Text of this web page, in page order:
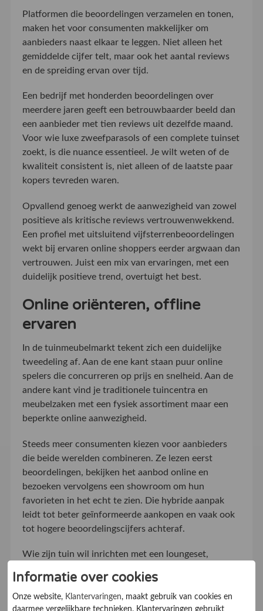
Platformen die beoordelingen verzamelen en tonen,
maken het voor consumenten makkelijker om
aanbieders naast elkaar te leggen. Niet alleen het
gemiddelde cijfer telt, maar ook het aantal reviews
en de spreiding ervan over tijd.
Een bedrijf met honderden beoordelingen over
meerdere jaren geeft een betrouwbaarder beeld dan
een aanbieder met tien reviews uit dezelfde maand.
Voor wie luxe zweefparasols of een complete tuinset
zoekt, is die nuance essentieel. Je wilt weten of de
kwaliteit consistent is, niet alleen of de laatste paar
kopers tevreden waren.
Opvallend genoeg werkt de aanwezigheid van zowel
positieve als kritische reviews vertrouwenwekkend.
Een profiel met uitsluitend vijfsterrenbeoordelingen
wekt bij ervaren online shoppers eerder argwaan dan
vertrouwen. Juist een mix van ervaringen, met een
duidelijk positieve trend, overtuigt het best.
Online oriënteren, offline
ervaren
In de tuinmeubelmarkt tekent zich een duidelijke
tweedeling af. Aan de ene kant staan puur online
spelers die concurreren op prijs en snelheid. Aan de
andere kant vind je traditionele tuincentra en
meubelzaken met een fysiek assortiment maar een
beperkte online aanwezigheid.
Steeds meer consumenten kiezen voor aanbieders
die beide werelden combineren. Ze lezen eerst
beoordelingen, bekijken het aanbod online en
bezoeken vervolgens een showroom om hun
favorieten in het echt te zien. Die hybride aanpak
leidt tot beter geïnformeerde aankopen en vaak ook
tot hogere beoordelingscijfers achteraf.
Wie zijn tuin wil inrichten met een loungeset,
de beoordelingen van meerdere aanbieders grondig
te vergelijken. Let daarbij niet alleen op het eindcijfer,
Informatie over cookies
Onze website, Klantervaringen, maakt gebruik van cookies en
daarmee vergelijkbare technieken. Klantervaringen gebruikt